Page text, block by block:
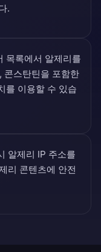
.
목록에서 알제리를
콘스탄틴을 포함한
를 이용할 수 있습
알제리 IP 주소를
리 콘텐츠에 안전